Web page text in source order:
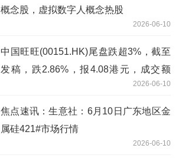
概念股，虚拟数字人概念热股
2026-06-10
中国旺旺(00151.HK)尾盘跌超3%，截至
发稿，跌2.86%，报4.08港元，成交额
2026-06-10
焦点速讯：生意社：6月10日广东地区金
属硅421#市场行情
2026-06-10